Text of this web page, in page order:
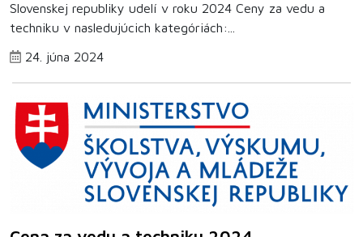
Slovenskej republiky udelí v roku 2024 Ceny za vedu a
techniku v nasledujúcich kategóriách:...
24. júna 2024